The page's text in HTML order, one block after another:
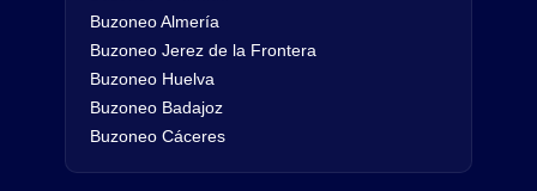
Buzoneo Almería
Buzoneo Jerez de la Frontera
Buzoneo Huelva
Buzoneo Badajoz
Buzoneo Cáceres